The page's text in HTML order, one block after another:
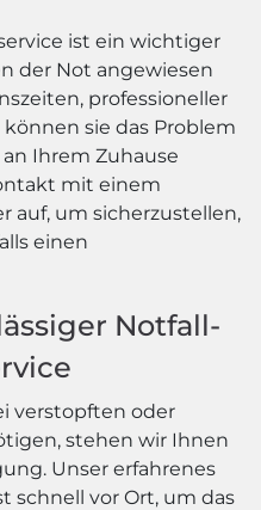
ist ein wichtiger
der Not angewiesen
professioneller
sie das Problem
Ihrem Zuhause
mit einem
auf, um sicherzustellen,
einen
Notfall-
verstopften oder
stehen wir Ihnen
Unser erfahrenes
schnell vor Ort, um das